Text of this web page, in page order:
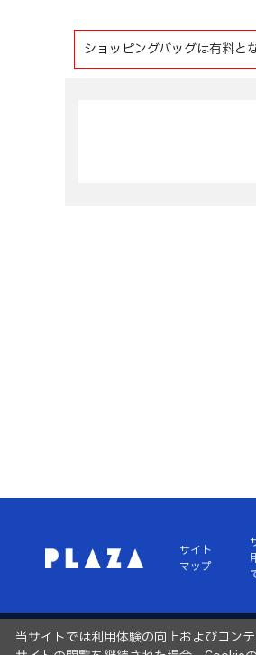
ショッピングバッグは有料と
サイト
マップ
当サイトでは利用体験の向上およびコン